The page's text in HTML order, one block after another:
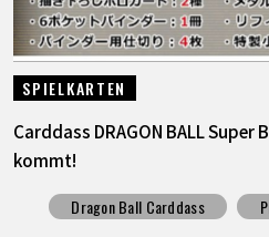
SPIELKARTEN
Carddass DRAGON BALL Super
kommt!
Dragon Ball Carddass